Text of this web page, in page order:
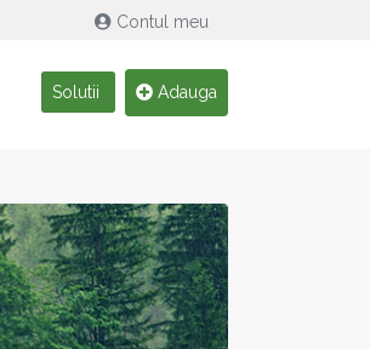
Contul meu
Solutii Adauga